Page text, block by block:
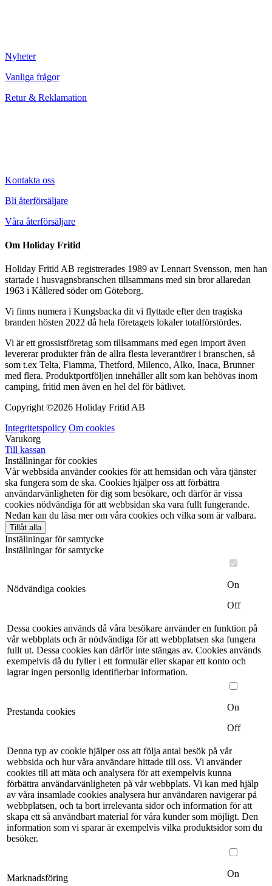
Nyheter
Vanliga frågor
Retur & Reklamation
Kontakta oss
Bli återförsäljare
Våra återförsäljare
Om Holiday Fritid
Holiday Fritid AB registrerades 1989 av Lennart Svensson, men han
startade i husvagnsbranschen tillsammans med sin bror allaredan
1963 i Kållered söder om Göteborg.
Vi finns numera i Kungsbacka dit vi flyttade efter den tragiska
branden hösten 2022 då hela företagets lokaler totalförstördes.
Vi är ett grossistföretag som tillsammans med egen import även
levererar produkter från de allra flesta leverantörer i branschen, så
som t.ex Telta, Fiamma, Thetford, Milenco, Alko, Inaca, Brunner
med flera. Produktportföljen innehåller allt som kan behövas inom
camping, fritid men även en hel del för båtlivet.
Copyright ©2026 Holiday Fritid AB
Integritetspolicy Om cookies
Varukorg
Till kassan
Inställningar för cookies
Vår webbsida använder cookies för att hemsidan och våra tjänster
ska fungera som de ska. Cookies hjälper oss att förbättra
användarvänligheten för dig som besökare, och därför är vissa
cookies nödvändiga för att webbsidan ska vara fullt fungerande.
Nedan kan du läsa mer om våra cookies och vilka som är valbara.
Tillåt alla
Inställningar för samtycke
Inställningar för samtycke
Nödvändiga cookies
On
Off
Dessa cookies används då våra besökare använder en funktion på
vår webbplats och är nödvändiga för att webbplatsen ska fungera
fullt ut. Dessa cookies kan därför inte stängas av. Cookies används
exempelvis då du fyller i ett formulär eller skapar ett konto och
lagrar ingen personlig identifierbar information.
Prestanda cookies
On
Off
Denna typ av cookie hjälper oss att följa antal besök på vår
webbsida och hur våra användare hittade till oss. Vi använder
cookies till att mäta och analysera för att exempelvis kunna
förbättra användarvänligheten på vår webbplats. Vi kan med hjälp
av våra insamlade cookies analysera hur användaren navigerar på
webbplatsen, och ta bort irrelevanta sidor och information för att
skapa ett så användbart material för våra kunder som möjligt. Den
information som vi sparar är exempelvis vilka produktsidor som du
besöker.
Marknadsföring On